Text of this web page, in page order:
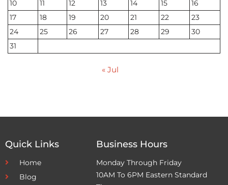
10
11 12 13 14 15
16
17
18 19 20 21 22
23
24
25 26 27 28 29
30
31
« Jul
Quick Links
Home
Blog
Business Hours
Monday Through Friday
10AM To 6PM Eastern Standard